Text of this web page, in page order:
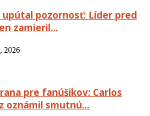
upútal pozornosť: Líder pred
zamieril…
2026
pre fanúšikov: Carlos
oznámil smutnú…